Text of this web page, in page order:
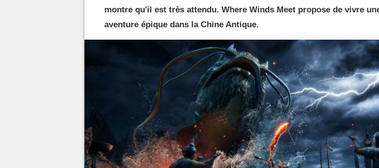
montre qu'il est très attendu. Where Winds Meet propose de vivre
aventure épique dans la Chine Antique.